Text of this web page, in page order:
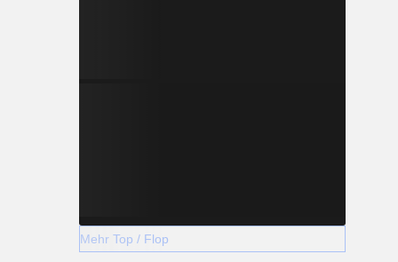
Mehr Top / Flop